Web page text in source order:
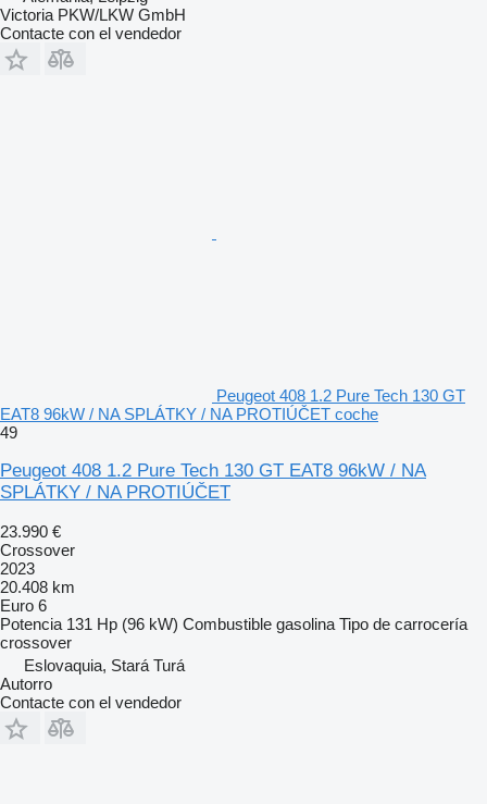
Victoria PKW/LKW GmbH
Contacte con el vendedor
Peugeot 408 1.2 Pure Tech 130 GT
EAT8 96kW / NA SPLÁTKY / NA PROTIÚČET coche
49
Peugeot 408 1.2 Pure Tech 130 GT EAT8 96kW / NA
SPLÁTKY / NA PROTIÚČET
23.990 €
Crossover
2023
20.408 km
Euro 6
Potencia 131 Hp (96 kW) Combustible gasolina Tipo de carrocería
crossover
Eslovaquia, Stará Turá
Autorro
Contacte con el vendedor